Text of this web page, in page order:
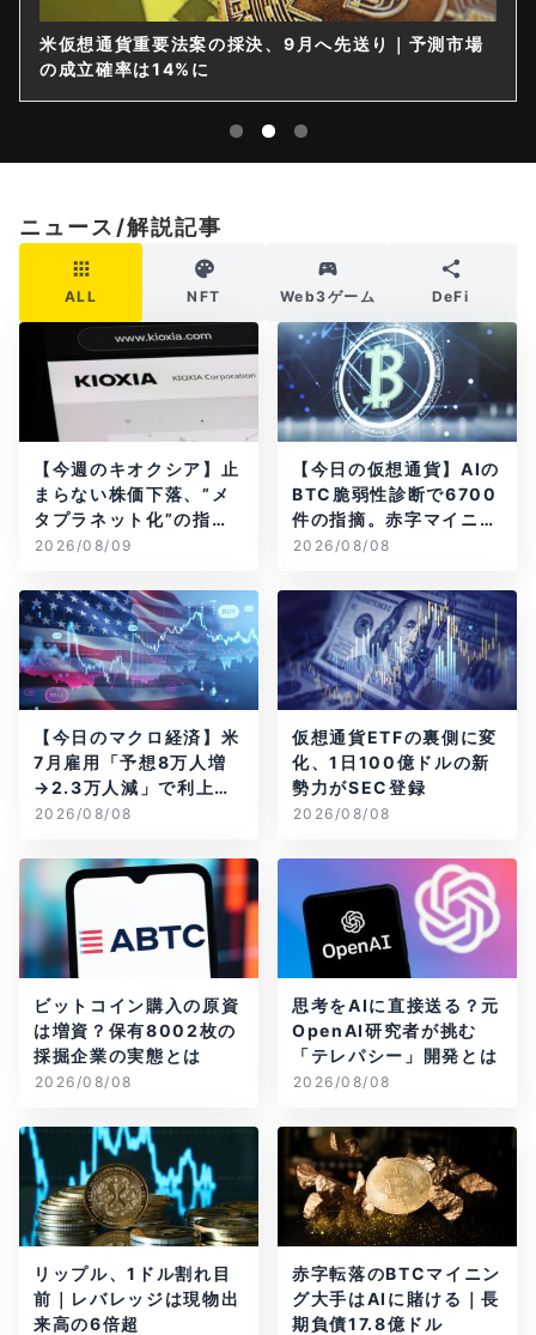
米仮想通貨重要法案の採決、9月へ先送り｜予測市場
の成立確率は14%に
ニュース/解説記事
ALL NFT Web3ゲーム DeFi
【今週のキオクシア】止
まらない株価下落、”メ
タプラネット化”の指摘
は本当？
2026/08/09
【今日の仮想通貨】AIの
BTC脆弱性診断で6700
件の指摘。赤字マイニン
グ企業はAIに賭ける
2026/08/08
【今日のマクロ経済】米
7月雇用「予想8万人増
→2.3万人減」で利上げ
観測後退
2026/08/08
仮想通貨ETFの裏側に変
化、1日100億ドルの新
勢力がSEC登録
2026/08/08
ビットコイン購入の原資
は増資？保有8002枚の
採掘企業の実態とは
2026/08/08
思考をAIに直接送る？元
OpenAI研究者が挑む
「テレパシー」開発とは
2026/08/08
リップル、1ドル割れ目
前｜レバレッジは現物出
来高の6倍超
赤字転落のBTCマイニン
グ大手はAIに賭ける｜長
期負債17.8億ドル